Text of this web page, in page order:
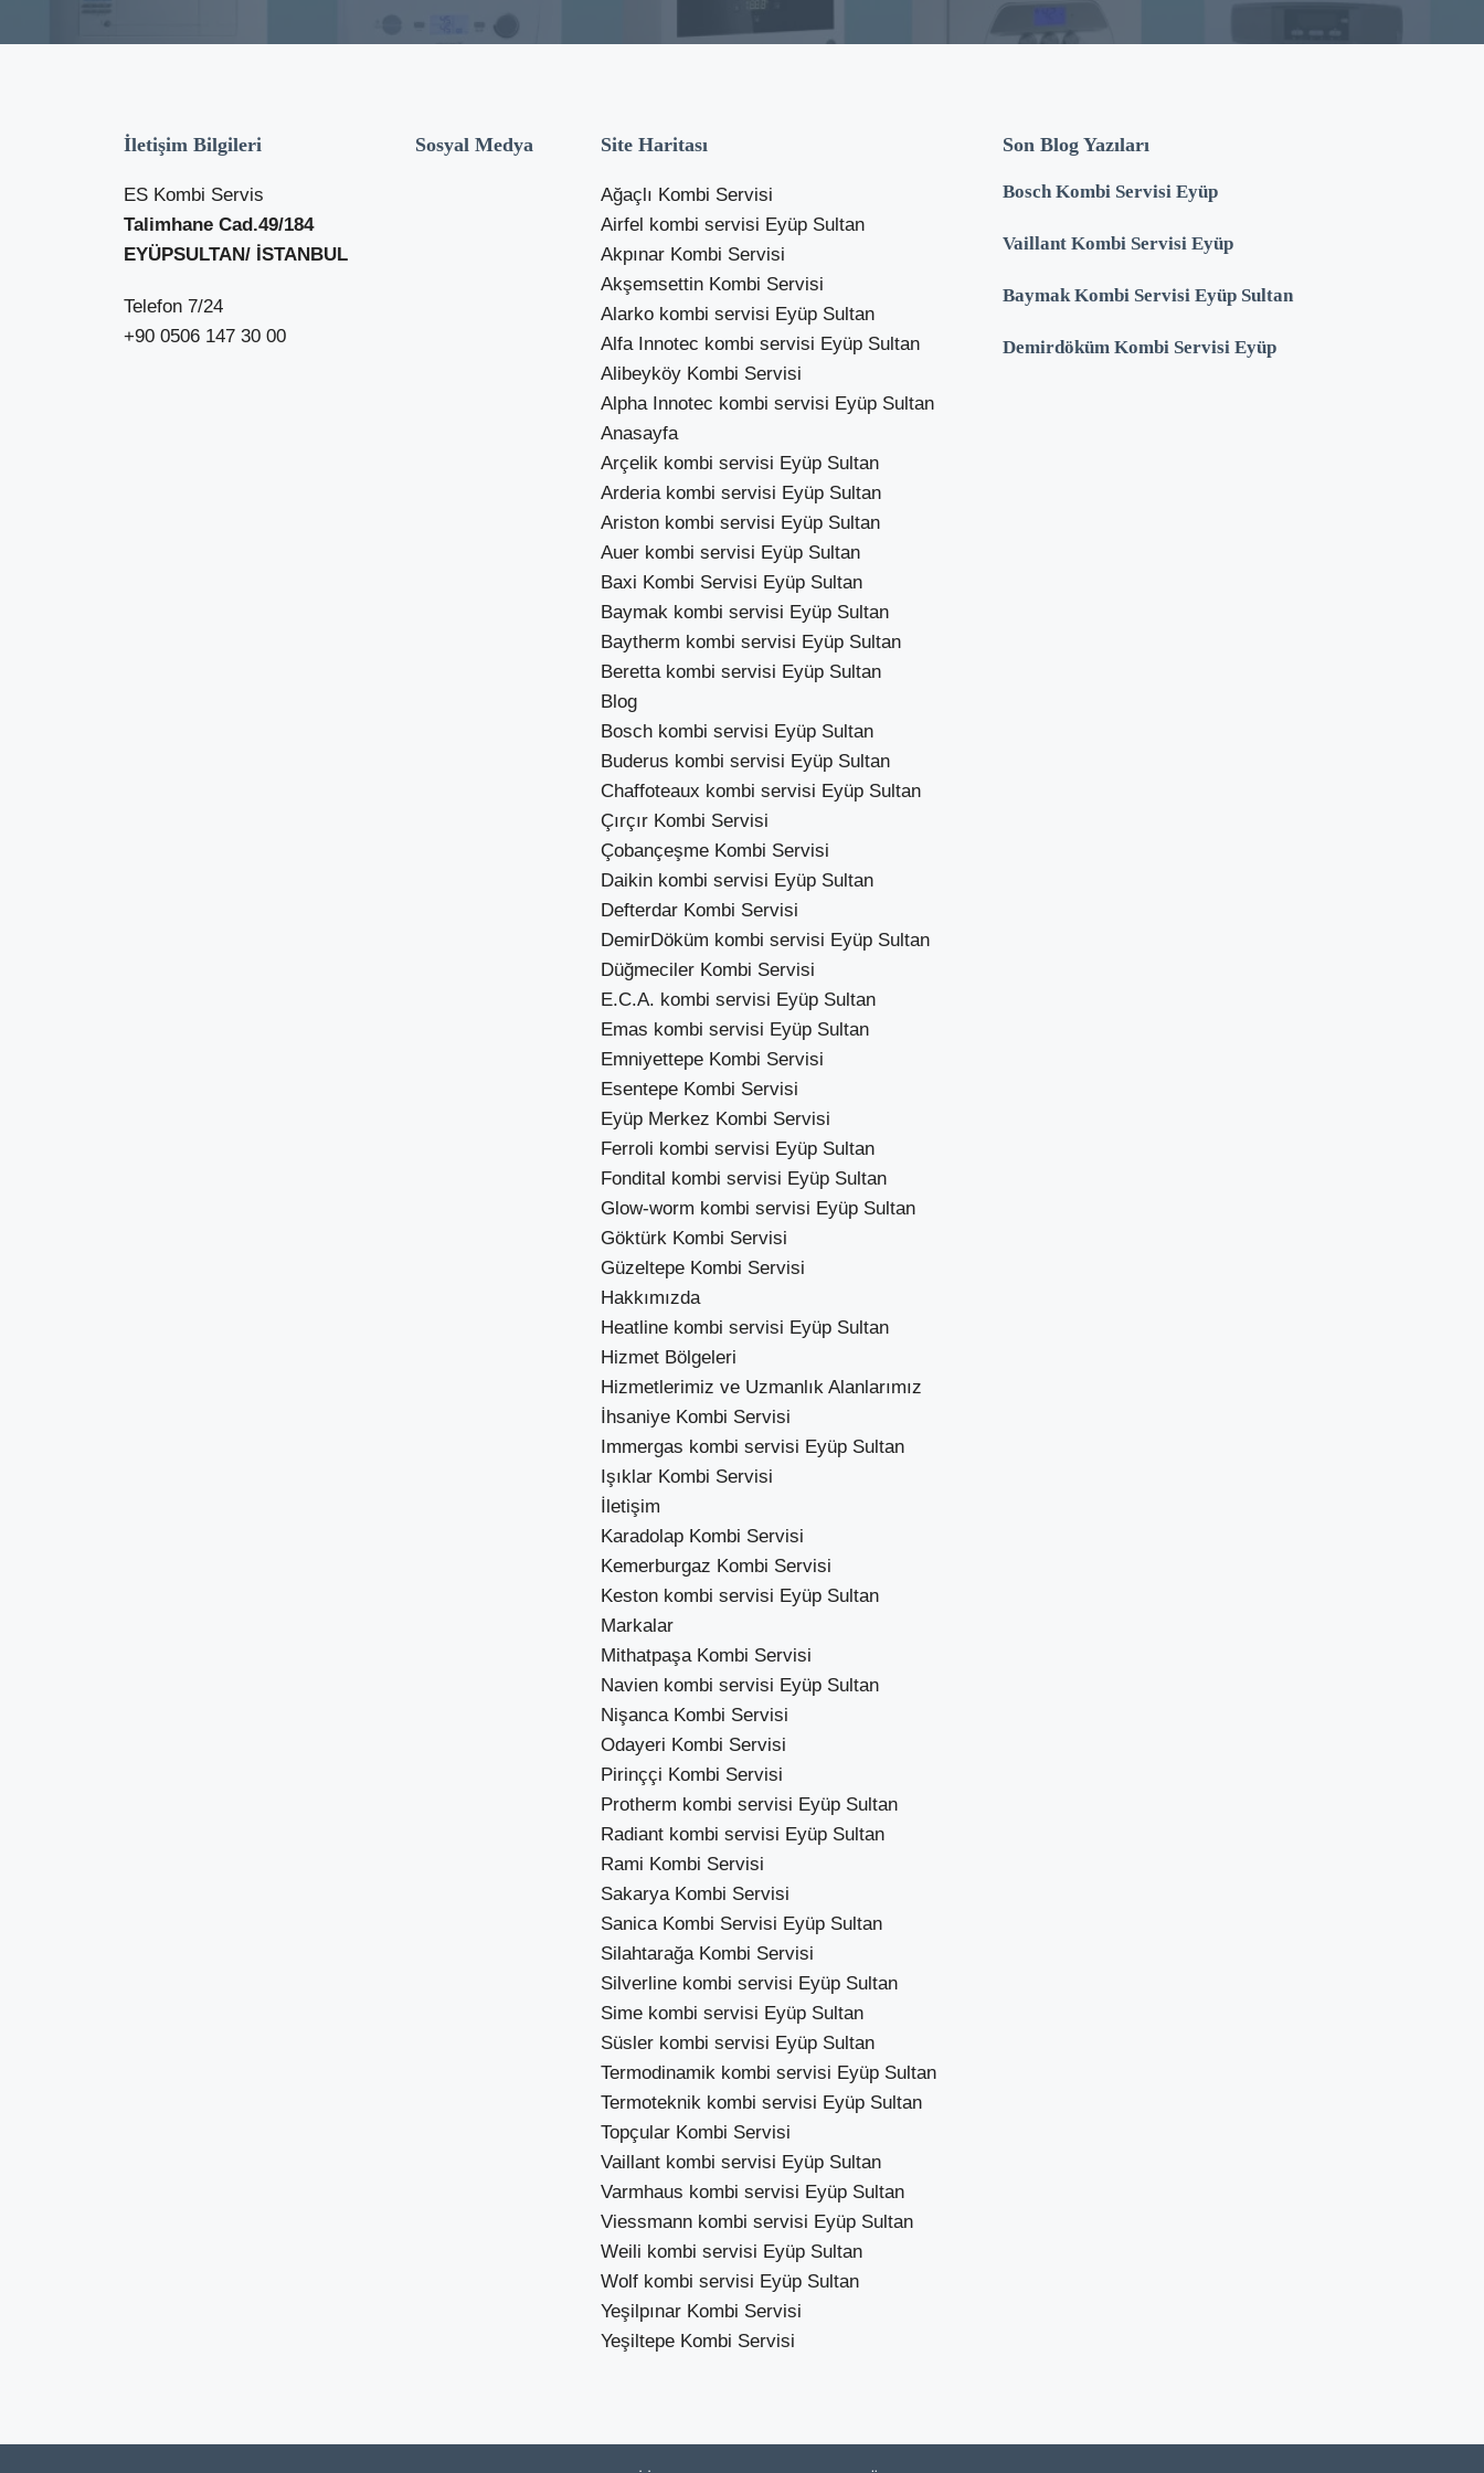
İletişim Bilgileri
ES Kombi Servis
Talimhane Cad.49/184
EYÜPSULTAN/ İSTANBUL
Telefon 7/24
+90 0506 147 30 00
Sosyal Medya Site Haritası
Ağaçlı Kombi Servisi
Airfel kombi servisi Eyüp Sultan
Akpınar Kombi Servisi
Akşemsettin Kombi Servisi
Alarko kombi servisi Eyüp Sultan
Alfa Innotec kombi servisi Eyüp Sultan
Alibeyköy Kombi Servisi
Alpha Innotec kombi servisi Eyüp Sultan
Anasayfa
Arçelik kombi servisi Eyüp Sultan
Arderia kombi servisi Eyüp Sultan
Ariston kombi servisi Eyüp Sultan
Auer kombi servisi Eyüp Sultan
Baxi Kombi Servisi Eyüp Sultan
Baymak kombi servisi Eyüp Sultan
Baytherm kombi servisi Eyüp Sultan
Beretta kombi servisi Eyüp Sultan
Blog
Bosch kombi servisi Eyüp Sultan
Buderus kombi servisi Eyüp Sultan
Chaffoteaux kombi servisi Eyüp Sultan
Çırçır Kombi Servisi
Çobançeşme Kombi Servisi
Daikin kombi servisi Eyüp Sultan
Defterdar Kombi Servisi
DemirDöküm kombi servisi Eyüp Sultan
Düğmeciler Kombi Servisi
E.C.A. kombi servisi Eyüp Sultan
Emas kombi servisi Eyüp Sultan
Emniyettepe Kombi Servisi
Esentepe Kombi Servisi
Eyüp Merkez Kombi Servisi
Ferroli kombi servisi Eyüp Sultan
Fondital kombi servisi Eyüp Sultan
Glow-worm kombi servisi Eyüp Sultan
Göktürk Kombi Servisi
Güzeltepe Kombi Servisi
Hakkımızda
Heatline kombi servisi Eyüp Sultan
Hizmet Bölgeleri
Hizmetlerimiz ve Uzmanlık Alanlarımız
İhsaniye Kombi Servisi
Immergas kombi servisi Eyüp Sultan
Işıklar Kombi Servisi
İletişim
Karadolap Kombi Servisi
Kemerburgaz Kombi Servisi
Keston kombi servisi Eyüp Sultan
Markalar
Mithatpaşa Kombi Servisi
Navien kombi servisi Eyüp Sultan
Nişanca Kombi Servisi
Odayeri Kombi Servisi
Pirinççi Kombi Servisi
Protherm kombi servisi Eyüp Sultan
Radiant kombi servisi Eyüp Sultan
Rami Kombi Servisi
Sakarya Kombi Servisi
Sanica Kombi Servisi Eyüp Sultan
Silahtarağa Kombi Servisi
Silverline kombi servisi Eyüp Sultan
Sime kombi servisi Eyüp Sultan
Süsler kombi servisi Eyüp Sultan
Termodinamik kombi servisi Eyüp Sultan
Termoteknik kombi servisi Eyüp Sultan
Topçular Kombi Servisi
Vaillant kombi servisi Eyüp Sultan
Varmhaus kombi servisi Eyüp Sultan
Viessmann kombi servisi Eyüp Sultan
Weili kombi servisi Eyüp Sultan
Wolf kombi servisi Eyüp Sultan
Yeşilpınar Kombi Servisi
Yeşiltepe Kombi Servisi
Son Blog Yazıları
Bosch Kombi Servisi Eyüp
Vaillant Kombi Servisi Eyüp
Baymak Kombi Servisi Eyüp Sultan
Demirdöküm Kombi Servisi Eyüp